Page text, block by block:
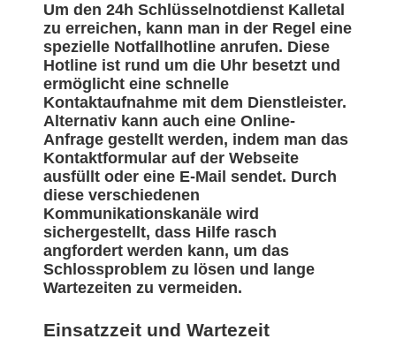
Um den 24h Schlüsselnotdienst Kalletal
zu erreichen, kann man in der Regel eine
spezielle Notfallhotline anrufen. Diese
Hotline ist rund um die Uhr besetzt und
ermöglicht eine schnelle
Kontaktaufnahme mit dem Dienstleister.
Alternativ kann auch eine Online-
Anfrage gestellt werden, indem man das
Kontaktformular auf der Webseite
ausfüllt oder eine E-Mail sendet. Durch
diese verschiedenen
Kommunikationskanäle wird
sichergestellt, dass Hilfe rasch
angfordert werden kann, um das
Schlossproblem zu lösen und lange
Wartezeiten zu vermeiden.
Einsatzzeit und Wartezeit